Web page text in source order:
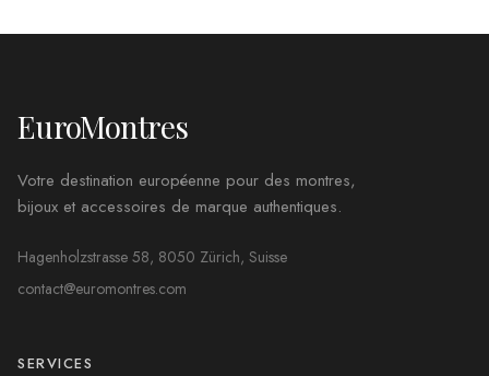
EuroMontres
Votre destination européenne pour des montres,
bijoux et accessoires de marque authentiques.
Hagenholzstrasse 58, 8050 Zürich, Suisse
contact@euromontres.com
SERVICES